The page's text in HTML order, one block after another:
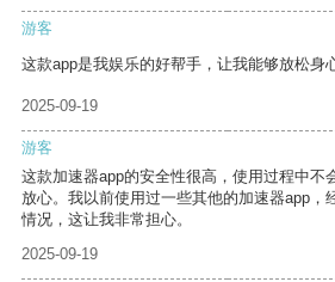
游客
这款app是我娱乐的好帮手，让我能够放松身
2025-09-19
游客
这款加速器app的安全性很高，使用过程中不
放心。我以前使用过一些其他的加速器app，
情况，这让我非常担心。
2025-09-19